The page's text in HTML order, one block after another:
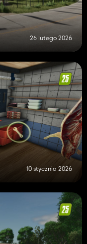
26 lutego 2026
10 stycznia 2026